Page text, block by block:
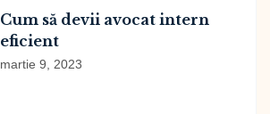
Cum să devii avocat intern
eficient
martie 9, 2023